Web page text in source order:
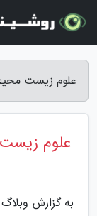
علوم زیست
علوم
به گزارش